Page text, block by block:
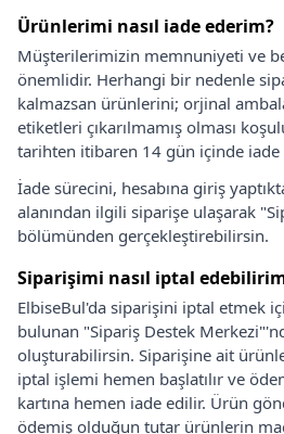
Ürünlerimi nasıl iade ederim?
Müşterilerimizin memnuniyeti ve
önemlidir. Herhangi bir nedenle
kalmazsan ürünlerini; orjinal
etiketleri çıkarılmamış olması
tarihten itibaren 14 gün içinde
İade sürecini, hesabına giriş
alanından ilgili siparişe ulaşarak
bölümünden gerçekleştirebilirsin.
Siparişimi nasıl iptal
ElbiseBul'da siparişini iptal etmek
bulunan "Sipariş Destek
oluşturabilirsin. Siparişine ait
iptal işlemi hemen başlatılır ve
kartına hemen iade edilir. Ürün
ödemiş olduğun tutar ürünlerin